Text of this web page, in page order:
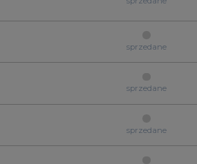
sprzedane
sprzedane
sprzedane